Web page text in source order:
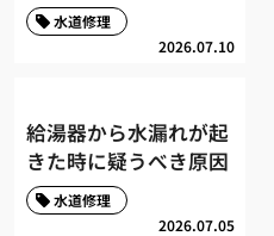
2026.07.10
水道修理
給湯器から水漏れが起
きた時に疑うべき原因
2026.07.05
水道修理